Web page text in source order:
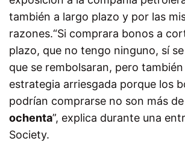
también a largo plazo y por las
razones.“Si comprara bonos a
plazo, que no tengo ninguno, sí
que se rembolsaran, pero también
estrategia arriesgada porque los
podrían comprarse no son más de
ochenta”, explica durante una
Society.